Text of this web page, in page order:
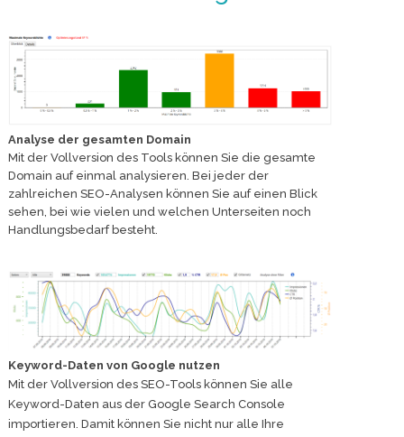
Analyse der gesamten Domain
Mit der Vollversion des Tools können Sie die gesamte
Domain auf einmal analysieren. Bei jeder der
zahlreichen SEO-Analysen können Sie auf einen Blick
sehen, bei wie vielen und welchen Unterseiten noch
Handlungsbedarf besteht.
Keyword-Daten von Google nutzen
Mit der Vollversion des SEO-Tools können Sie alle
Keyword-Daten aus der Google Search Console
importieren. Damit können Sie nicht nur alle Ihre